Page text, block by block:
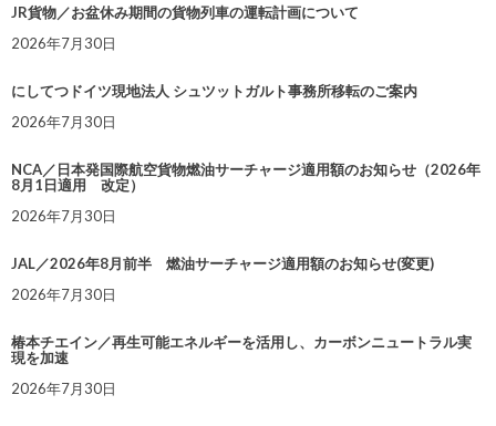
JR貨物／お盆休み期間の貨物列車の運転計画について
2026年7月30日
にしてつドイツ現地法人 シュツットガルト事務所移転のご案内
2026年7月30日
NCA／日本発国際航空貨物燃油サーチャージ適用額のお知らせ（2026年
8月1日適用 改定）
2026年7月30日
JAL／2026年8月前半 燃油サーチャージ適用額のお知らせ(変更)
2026年7月30日
椿本チエイン／再生可能エネルギーを活用し、カーボンニュートラル実
現を加速
2026年7月30日